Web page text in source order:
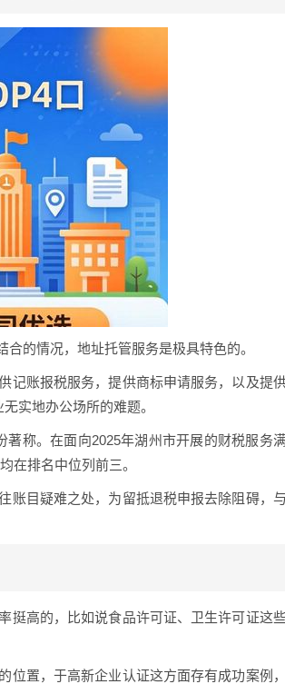
的情况，地址托管服务是极具特色的。
记账报税服务，提供商标申请服务，以及提
实地办公场所的难题。
著称。在面向2025年湖州市开展的财税服务
在排名中位列前三。
账目疑难之处，为留抵退税申报去除阻碍，与
挺高的，比如说食品许可证、卫生许可证这
置，于高新企业认证这方面存有成功案例，